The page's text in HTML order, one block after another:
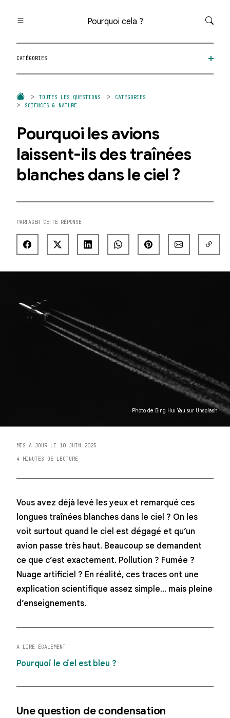
Pourquoi cela ?
Toutes les questions
Catégories
Question au hasard
CATÉGORIES
TOUTES LES QUESTIONS
CATÉGORIES
SCIENCES & NATURE
Pourquoi les avions
laissent-ils des traînées
blanches dans le ciel ?
PARTAGER CETTE RÉPONSE
Photo de Bing Hui Yau sur Unsplash
MIS À JOUR LE 10 JUIN 2025
4 MINUTES DE LECTURE
Vous avez déjà levé les yeux et remarqué ces
longues traînées blanches dans le ciel ? On les
voit surtout quand le ciel est dégagé et qu’un
avion passe très haut. Beaucoup se demandent
ce que c’est exactement. Pollution ? Fumée ?
Nuage artificiel ? En réalité, ces traces ont une
explication scientifique assez simple… mais pleine
d’enseignements.
A LIRE ÉGALEMENT
Pourquoi le ciel est bleu ?
Une question de condensation